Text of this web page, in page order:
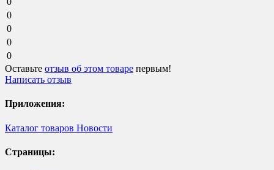
0
0
0
0
Оставьте отзыв об этом товаре первым!
Написать отзыв
Приложения:
Каталог товаров Новости
Страницы: